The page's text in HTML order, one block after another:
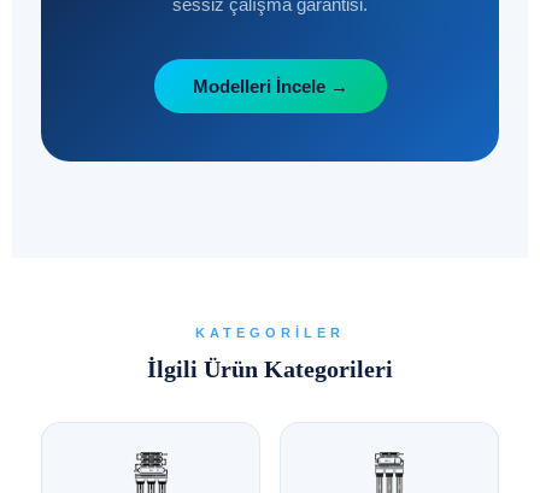
sessiz çalışma garantisi.
Modelleri İncele →
KATEGORILER
İlgili Ürün Kategorileri